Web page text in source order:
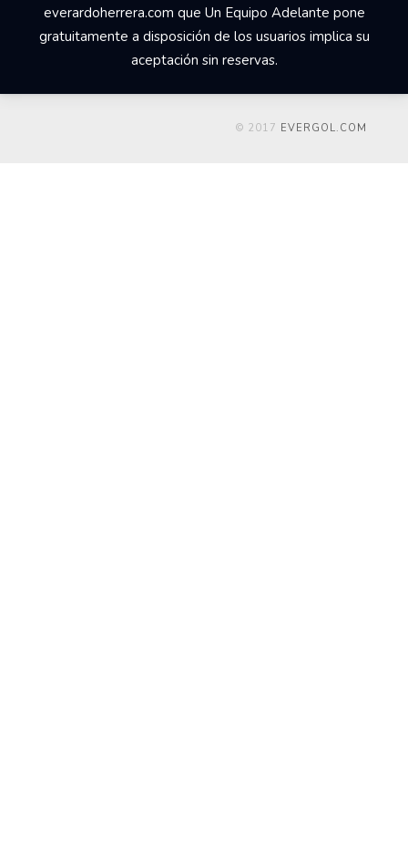
everardoherrera.com que Un Equipo Adelante pone
gratuitamente a disposición de los usuarios implica su
aceptación sin reservas.
© 2017 EVERGOL.COM